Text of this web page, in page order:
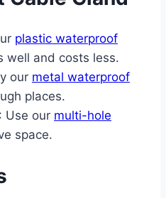
plastic waterproof
well and costs less.
our metal waterproof
places.
: Use our multi-hole
space.